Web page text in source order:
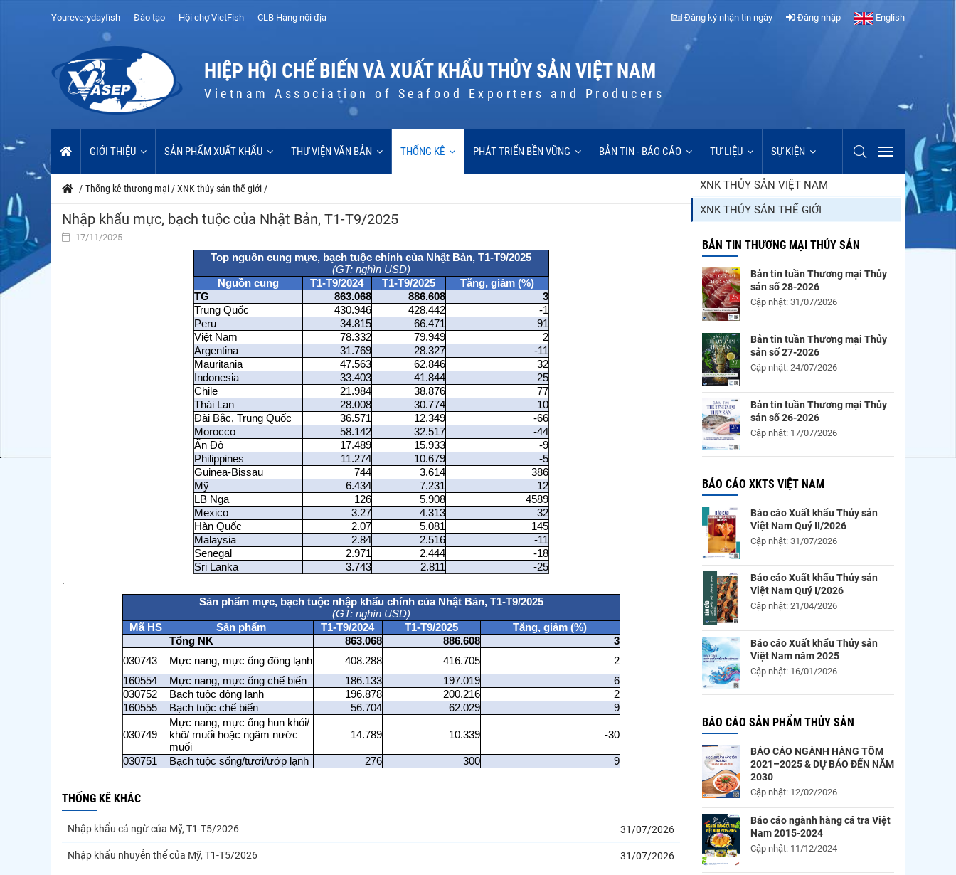
Youreverydayfish Đào tạo Hội chợ VietFish CLB Hàng nội địa Đăng ký nhận tin ngày Đăng nhập English
HIỆP HỘI CHẾ BIẾN VÀ XUẤT KHẨU THỦY SẢN VIỆT NAM
Vietnam Association of Seafood Exporters and Producers
GIỚI THIỆU SẢN PHẨM XUẤT KHẨU THƯ VIỆN VĂN BẢN THỐNG KÊ PHÁT TRIỂN BỀN VỮNG BẢN TIN - BÁO CÁO TƯ LIỆU SỰ KIỆN
/ Thống kê thương mại /XNK thủy sản thế giới /
Nhập khẩu mực, bạch tuộc của Nhật Bản, T1-T9/2025
17/11/2025
Top nguồn cung mực, bạch tuộc chính của Nhật Bản, T1-T9/2025
(GT: nghìn USD)
Nguồn cung
T1-T9/2024 T1-T9/2025
Tăng, giảm (%)
TG
863.068 886.608
3
Trung Quốc
430.946 428.442
-1
Peru
34.815 66.471
91
Việt Nam
78.332 79.949
2
Argentina
31.769 28.327
-11
Mauritania
47.563 62.846
32
Indonesia
33.403 41.844
25
Chile
21.984 38.876
77
Thái Lan
28.008 30.774
10
Đài Bắc, Trung Quốc
36.571 12.349
-66
Morocco
58.142 32.517
-44
Ấn Độ
17.489 15.933
-9
Philippines
11.274 10.679
-5
Guinea-Bissau
744 3.614
386
Mỹ
6.434 7.231
12
LB Nga
126 5.908
4589
Mexico
3.27 4.313
32
Hàn Quốc
2.07 5.081
145
Malaysia
2.84 2.516
-11
Senegal
2.971 2.444
-18
Sri Lanka
3.743 2.811
-25
.
Sản phẩm mực, bạch tuộc nhập khẩu chính của Nhật Bản, T1-T9/2025
(GT: nghìn USD)
Mã HS
Sản phẩm T1-T9/2024 T1-T9/2025
Tăng, giảm (%)
Tổng NK
863.068 886.608
3
030743
Mực nang, mực ống đông lạnh 408.288 416.705
2
160554
Mực nang, mực ống chế biến 186.133 197.019
6
030752
Bạch tuộc đông lạnh 196.878 200.216
2
160555
Bạch tuộc chế biến 56.704 62.029 9
030749
Mực nang, mực ống hun khói/
khô/ muối hoặc ngâm nước
muối
14.789 10.339 -30
030751 Bạch tuộc sống/tươi/ướp lạnh 276 300 9
THỐNG KÊ KHÁC
Nhập khẩu cá ngừ của Mỹ, T1-T5/2026 31/07/2026
Nhập khẩu nhuyễn thể của Mỹ, T1-T5/2026 31/07/2026
XNK THỦY SẢN VIỆT NAM
XNK THỦY SẢN THẾ GIỚI
BẢN TIN THƯƠNG MẠI THỦY SẢN
Bản tin tuần Thương mại Thủy
sản số 28-2026
Cập nhật: 31/07/2026
Bản tin tuần Thương mại Thủy
sản số 27-2026
Cập nhật: 24/07/2026
Bản tin tuần Thương mại Thủy
sản số 26-2026
Cập nhật: 17/07/2026
BÁO CÁO XKTS VIỆT NAM
Báo cáo Xuất khẩu Thủy sản
Việt Nam Quý II/2026
Cập nhật: 31/07/2026
Báo cáo Xuất khẩu Thủy sản
Việt Nam Quý I/2026
Cập nhật: 21/04/2026
Báo cáo Xuất khẩu Thủy sản
Việt Nam năm 2025
Cập nhật: 16/01/2026
BÁO CÁO SẢN PHẨM THỦY SẢN
BÁO CÁO NGÀNH HÀNG TÔM
2021–2025 & DỰ BÁO ĐẾN NĂM
2030
Cập nhật: 12/02/2026
Báo cáo ngành hàng cá tra Việt
Nam 2015-2024
Cập nhật: 11/12/2024